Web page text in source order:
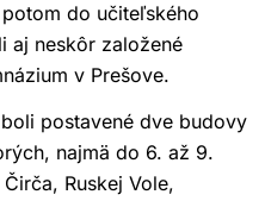
do učiteľského
aj neskôr založené
v Prešove.
postavené dve budovy
najmä do 6. až 9.
Ruskej Vole,